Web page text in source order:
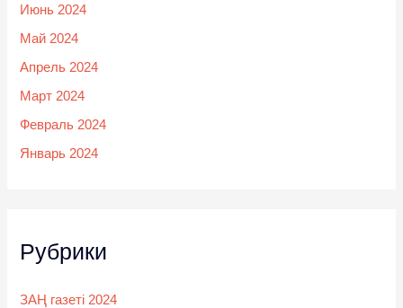
Июнь 2024
Май 2024
Апрель 2024
Март 2024
Февраль 2024
Январь 2024
Рубрики
ЗАҢ газеті 2024